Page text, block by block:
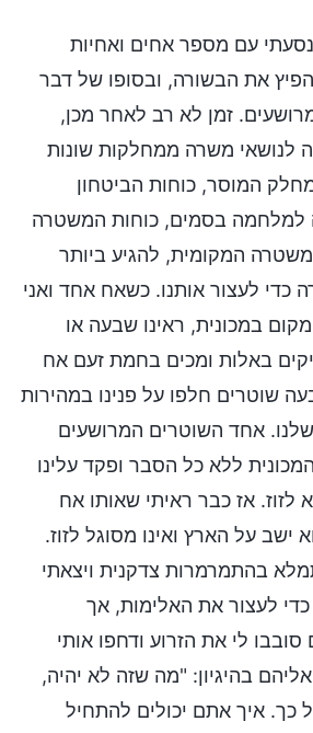
בינואר 2011, נסעתי עם מספר אחים ואחיות
את הבשורה, ובסופו של דבר
מרושעים. זמן לא רב לאחר מכן,
לנושאי משרה ממחלקות שונות
המוסר, כוחות הביטחון
למלחמה בסמים, כוחות המשטרה
המקומית, להגיע ביותר
כדי לעצור אותנו. כשאח אחד ואני
במכונית, ראינו שבעה או
באלות ומכים בחמת זעם אח
שוטרים חלפו על פנינו במהירות
אחד השוטרים המרושעים
ללא כל הסבר ופקד עלינו
לזוז. אז כבר ראיתי שאותו אח
ישב על הארץ ואינו מסוגל לזוז.
בהתמרמרות צדקנית ויצאתי
לעצור את האלימות, אך
לי את הזרוע ודחפו אותי
בהיגיון: "מה שזה לא יהיה,
כך. איך אתם יכולים להתחיל